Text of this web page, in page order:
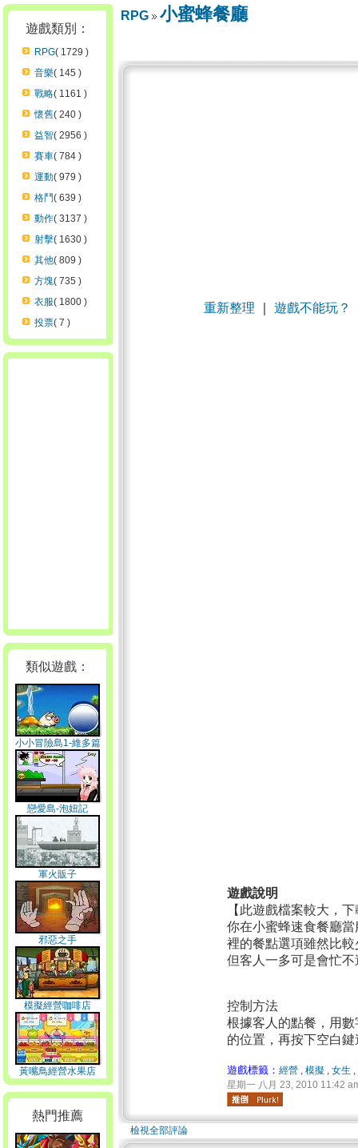
遊戲類別：
RPG( 1729 )
音樂( 145 )
戰略( 1161 )
懷舊( 240 )
益智( 2956 )
賽車( 784 )
運動( 979 )
格鬥( 639 )
動作( 3137 )
射擊( 1630 )
其他( 809 )
方塊( 735 )
衣服( 1800 )
投票( 7 )
類似遊戲：
小小冒險島1-維多篇
戀愛島-泡妞記
軍火販子
邪惡之手
模擬經營咖啡店
黃嘴鳥經營水果店
熱門推薦
RPG 小蜜蜂餐廳
重新整理 遊戲不能玩？
遊戲說明
【此遊戲檔案較大，
你在小蜜蜂速食餐廳
裡的餐點選項雖然比
但客人一多可是會忙不
控制方法
根據客人的點餐，用
的位置，再按下空白
遊戲標籤： 經營 , 模擬 , 女生 ,
星期一 八月 23, 2010 11:42
檢視全部評論